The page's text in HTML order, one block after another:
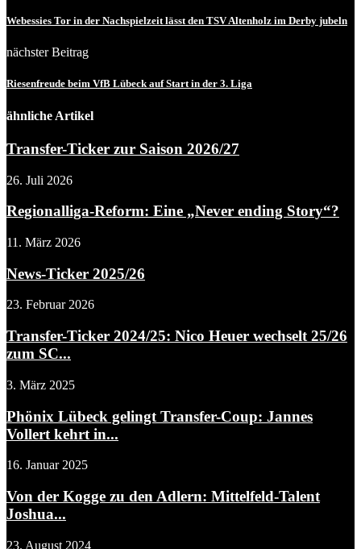
Webessies Tor in der Nachspielzeit lässt den TSV Altenholz im Derby jubeln
nächster Beitrag
Riesenfreude beim VfB Lübeck auf Start in der 3. Liga
ähnliche Artikel
Transfer-Ticker zur Saison 2026/27
26. Juli 2026
Regionalliga-Reform: Eine „Never ending Story“?
11. März 2026
News-Ticker 2025/26
23. Februar 2026
Transfer-Ticker 2024/25: Nico Heuer wechselt 25/26
zum SC...
3. März 2025
Phönix Lübeck gelingt Transfer-Coup: Jannes
Vollert kehrt in...
16. Januar 2025
Von der Kogge zu den Adlern: Mittelfeld-Talent
Joshua...
23. August 2024